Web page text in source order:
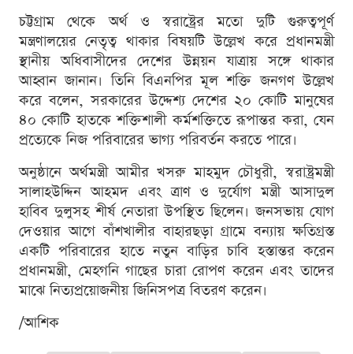
চট্টগ্রাম থেকে অর্থ ও স্বরাষ্ট্রের মতো দুটি গুরুত্বপূর্ণ
মন্ত্রণালয়ের নেতৃত্ব থাকার বিষয়টি উল্লেখ করে প্রধানমন্ত্রী
স্থানীয় অধিবাসীদের দেশের উন্নয়ন যাত্রায় সঙ্গে থাকার
আহ্বান জানান। তিনি বিএনপির মূল শক্তি জনগণ উল্লেখ
করে বলেন, সরকারের উদ্দেশ্য দেশের ২০ কোটি মানুষের
৪০ কোটি হাতকে শক্তিশালী কর্মশক্তিতে রূপান্তর করা, যেন
প্রত্যেকে নিজ পরিবারের ভাগ্য পরিবর্তন করতে পারে।
অনুষ্ঠানে অর্থমন্ত্রী আমীর খসরু মাহমুদ চৌধুরী, স্বরাষ্ট্রমন্ত্রী
সালাহউদ্দিন আহমদ এবং ত্রাণ ও দুর্যোগ মন্ত্রী আসাদুল
হাবিব দুলুসহ শীর্ষ নেতারা উপস্থিত ছিলেন। জনসভায় যোগ
দেওয়ার আগে বাঁশখালীর বাহারছড়া গ্রামে বন্যায় ক্ষতিগ্রস্ত
একটি পরিবারের হাতে নতুন বাড়ির চাবি হস্তান্তর করেন
প্রধানমন্ত্রী, মেহগনি গাছের চারা রোপণ করেন এবং তাদের
মাঝে নিত্যপ্রয়োজনীয় জিনিসপত্র বিতরণ করেন।
/আশিক